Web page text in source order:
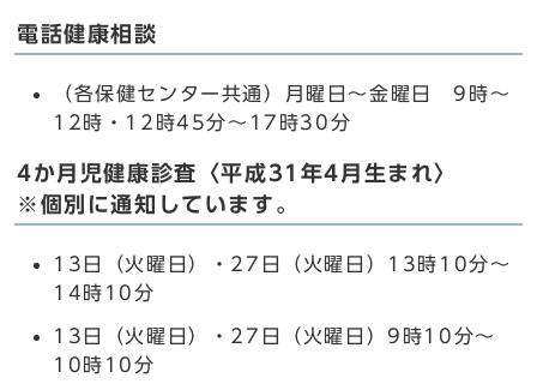
電話健康相談
（各保健センター共通）月曜日～金曜日 9時～
12時・12時45分～17時30分
4か月児健康診査〈平成31年4月生まれ〉
※個別に通知しています。
13日（火曜日）・27日（火曜日）13時10分～
14時10分
13日（火曜日）・27日（火曜日）9時10分～
10時10分